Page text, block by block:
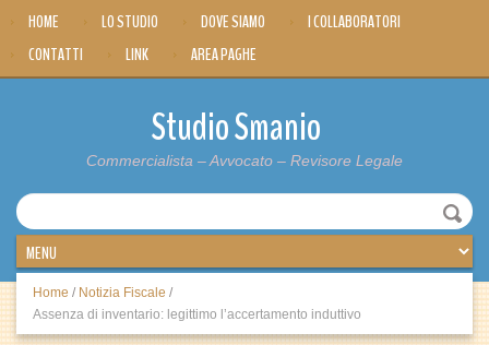
HOME LO STUDIO DOVE SIAMO
I COLLABORATORI
CONTATTI
LINK AREA PAGHE
Studio Smanio
Commercialista – Avvocato – Revisore Legale
Home / Notizia Fiscale /
Assenza di inventario: legittimo l’accertamento induttivo